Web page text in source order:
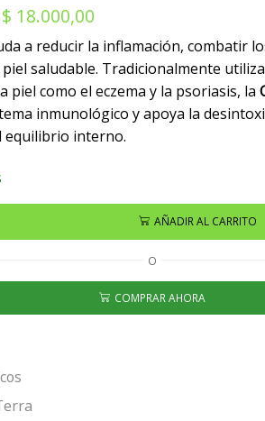
$ 18.000,00
a reducir la inflamación, combatir
saludable. Tradicionalmente
piel como el eczema y la psoriasis, la
inmunológico y apoya la
equilibrio interno.
AÑADIR AL CARRITO
O
COMPRAR AHORA